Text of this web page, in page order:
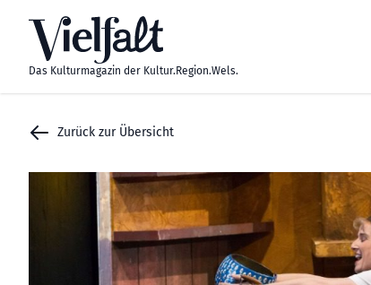
Das Kulturmagazin der Kultur.Region.Wels.
Zurück zur Übersicht